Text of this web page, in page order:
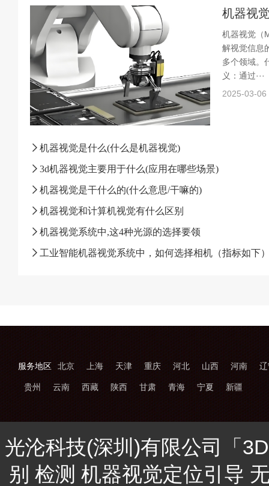
机器视
机器视觉（
解视觉信息
多个领域。
义：通过···
2025-03-06
机器视觉是什么(什么是机器视觉)
3d机器视觉主要用于什么(应用在哪些场景)
机器视觉是干什么的(什么意思/干嘛的)
机器视觉和计算机视觉有什么区别
机器视觉系统中,这4种光源的选择要领
工业智能机器视觉系统中，如何选择相机（指标如下
服务地区 北京 上海 天津 重庆 河北 山西 河南
贵州 云南 西藏 陕西 甘肃 青海 宁夏 新疆
光沦科技(深圳)有限公司「
别 检测 机器视觉定位引导